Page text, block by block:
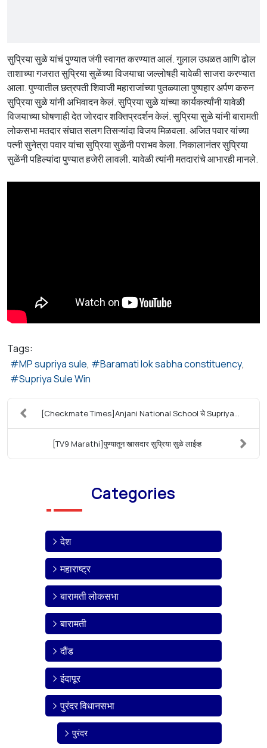
सुप्रिया सुळे यांचं पुण्यात जंगी स्वागत करण्यात आलं. गुलाल उधळत आणि ढोल
ताशाच्या गजरात सुप्रिया सुळेंच्या विजयाचा जल्लोषही यावेळी साजरा करण्यात
आला. पुण्यातील छत्रपती शिवाजी महाराजांच्या पुतळ्याला पुष्पहार अर्पण करुन
सुप्रिया सुळे यांनी अभिवादन केलं. सुप्रिया सुळे यांच्या कार्यकर्त्यांनी यावेळी
विजयाच्या घोषणाही देत जोरदार शक्तिप्रदर्शन केलं. सुप्रिया सुळे यांनी बारामती
लोकसभा मतदार संघात सलग तिसऱ्यांदा विजय मिळवला. अजित पवार यांच्या
पत्नी सुनेत्रा पवार यांचा सुप्रिया सुळेंनी पराभव केला. निकालानंतर सुप्रिया
सुळेंनी पहिल्यांदा पुण्यात हजेरी लावली. यावेळी त्यांनी मतदारांचे आभारही मानले.
Tags:
MP supriya sule
Baramati lok sabha constituency
Supriya Sule Win
[Checkmate Times]Anjani National School चे Supriya...
[TV9 Marathi]पुण्यातून खासदार सुप्रिया सुळे लाईव्ह
Categories
देश
महाराष्ट्र
बारामती लोकसभा
बारामती
दौंड
इंदापूर
पुरंदर विधानसभा
पुरंदर